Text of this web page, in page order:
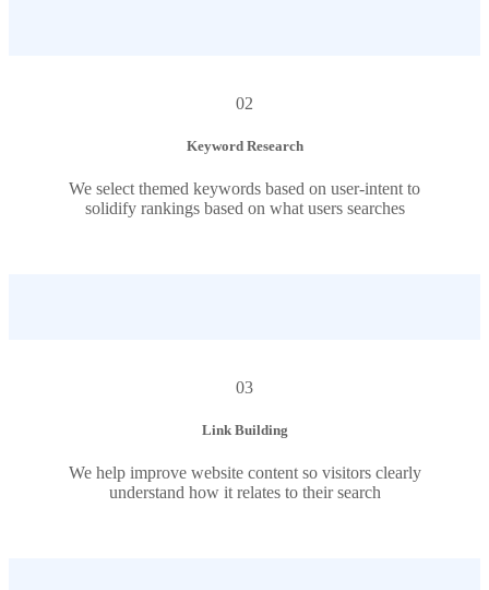
02
Keyword Research
We select themed keywords based on user-intent to
solidify rankings based on what users searches
03
Link Building
We help improve website content so visitors clearly
understand how it relates to their search